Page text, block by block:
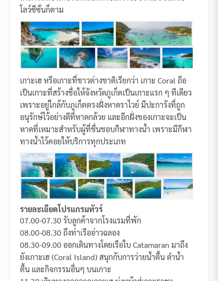
โลว์ซีซั่นก็ตาม
เกาะเฮ หรือเกาะที่ชาวต่างชาติเรียกว่า เกาะ Coral ถือ
เป็นเกาะที่สร้างชื่อให้จังหวัดภูเก็ตเป็นเกาะแรก ๆ ทีเดียว
เพราะอยู่ใกล้กับภูเก็ตตรงฝั่งหาดราไวย์ มีปะการังที่ถูก
อนุรักษ์ไว้อย่างดีที่หาดกล้วย และอีกฝั่งของเกาะจะเป็น
หาดที่เหมาะสำหรับผู้ที่ชื่นชอบกีฬาทางน้ำ เพราะมีกีฬา
ทางน้ำไว้คอยให้บริการทุกประเภท
รายละเอียดโปรแกรมทัวร์
07.00-07.30 รับลูกค้าจากโรงแรมที่พัก
08.00-08.30 ถึงท่าเรืออ่าวฉลอง
08.30-09.00 ออกเดินทางโดยเรือใบ Catamaran มาถึง
ยังเกาะเฮ (Coral Island) สนุกกับการว่ายน้ำตื้น ดำน้ำ
ตื้น และกิจกรรมอื่นๆ บนเกาะ